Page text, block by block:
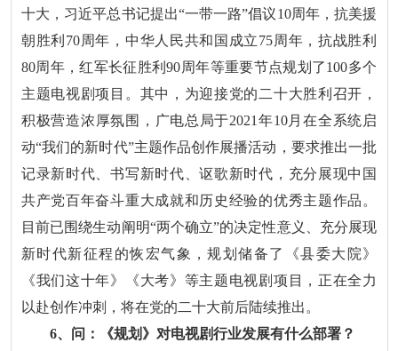
十大，习近平总书记提出“一带一路”倡议10周年，抗美援
朝胜利70周年，中华人民共和国成立75周年，抗战胜利
80周年，红军长征胜利90周年等重要节点规划了100多个
主题电视剧项目。其中，为迎接党的二十大胜利召开，
积极营造浓厚氛围，广电总局于2021年10月在全系统启
动“我们的新时代”主题作品创作展播活动，要求推出一批
记录新时代、书写新时代、讴歌新时代，充分展现中国
共产党百年奋斗重大成就和历史经验的优秀主题作品。
目前已围绕生动阐明“两个确立”的决定性意义、充分展现
新时代新征程的恢宏气象，规划储备了《县委大院》
《我们这十年》《大考》等主题电视剧项目，正在全力
以赴创作冲刺，将在党的二十大前后陆续推出。
6、问：《规划》对电视剧行业发展有什么部署？